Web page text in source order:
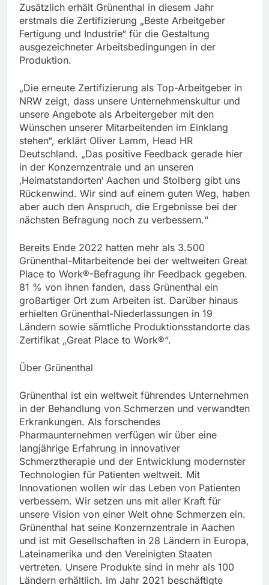
Zusätzlich erhält Grünenthal in diesem Jahr
erstmals die Zertifizierung „Beste Arbeitgeber
Fertigung und Industrie“ für die Gestaltung
ausgezeichneter Arbeitsbedingungen in der
Produktion.
„Die erneute Zertifizierung als Top-Arbeitgeber in
NRW zeigt, dass unsere Unternehmenskultur und
unsere Angebote als Arbeitergeber mit den
Wünschen unserer Mitarbeitenden im Einklang
stehen“, erklärt Oliver Lamm, Head HR
Deutschland. „Das positive Feedback gerade hier
in der Konzernzentrale und an unseren
‚Heimatstandorten‘ Aachen und Stolberg gibt uns
Rückenwind. Wir sind auf einem guten Weg, haben
aber auch den Anspruch, die Ergebnisse bei der
nächsten Befragung noch zu verbessern.“
Bereits Ende 2022 hatten mehr als 3.500
Grünenthal-Mitarbeitende bei der weltweiten Great
Place to Work®-Befragung ihr Feedback gegeben.
81 % von ihnen fanden, dass Grünenthal ein
großartiger Ort zum Arbeiten ist. Darüber hinaus
erhielten Grünenthal-Niederlassungen in 19
Ländern sowie sämtliche Produktionsstandorte das
Zertifikat „Great Place to Work®“.
Über Grünenthal
Grünenthal ist ein weltweit führendes Unternehmen
in der Behandlung von Schmerzen und verwandten
Erkrankungen. Als forschendes
Pharmaunternehmen verfügen wir über eine
langjährige Erfahrung in innovativer
Schmerztherapie und der Entwicklung modernster
Technologien für Patienten weltweit. Mit
Innovationen wollen wir das Leben von Patienten
verbessern. Wir setzen uns mit aller Kraft für
unsere Vision von einer Welt ohne Schmerzen ein.
Grünenthal hat seine Konzernzentrale in Aachen
und ist mit Gesellschaften in 28 Ländern in Europa,
Lateinamerika und den Vereinigten Staaten
vertreten. Unsere Produkte sind in mehr als 100
Ländern erhältlich. Im Jahr 2021 beschäftigte